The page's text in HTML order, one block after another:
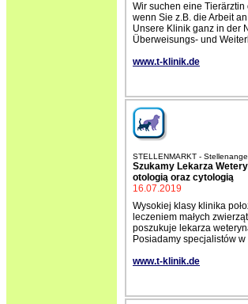
Wir suchen eine
wenn Sie z.B. die Arbeit
Unsere Klinik ganz in der
Überweisungs- und
www.t-klinik.de
STELLENMARKT -
Szukamy Lekarza
otologią oraz cytologią
16.07.2019
Wysokiej klasy klinika
leczeniem małych
poszukuje lekarza
Posiadamy specjalistów
www.t-klinik.de